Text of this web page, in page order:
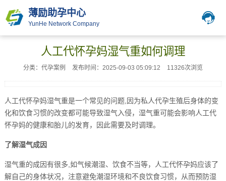
薄励助孕中心
YunHe Network Company
人工代怀孕妈湿气重如何调理
分类：代孕案例 发布时间：2025-09-03 05:09:12 11326次浏览
人工代怀孕妈湿气重是一个常见的问题,因为私人代孕生殖后身体的变
化和饮食习惯的改变都可能导致湿气入侵，湿气重可能会影响人工代
怀孕妈的健康和胎儿的发育，因此需要及时调理。
了解湿气成因
湿气重的成因有很多,如气候潮湿、饮食不当等，人工代怀孕妈应该了
解自己的身体状况，注意避免潮湿环境和不良饮食习惯，从而预防湿